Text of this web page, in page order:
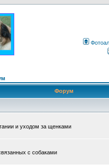
Форум
и уходом за щенками
с собаками